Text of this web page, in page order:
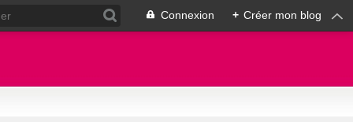
Connexion + Créer mon blog